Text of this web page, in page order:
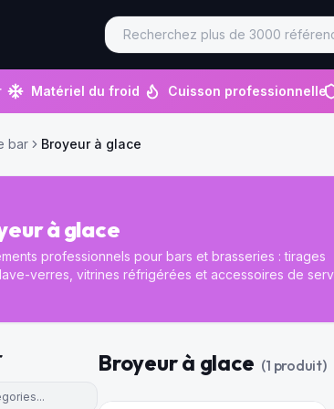
Matériel du froid Cuisson professionnelle
bar Broyeur à glace
à glace
professionnels pour bars et brasseries : tirages
verres, vitrines réfrigérées et accessoires de
Broyeur à glace (1 produit)